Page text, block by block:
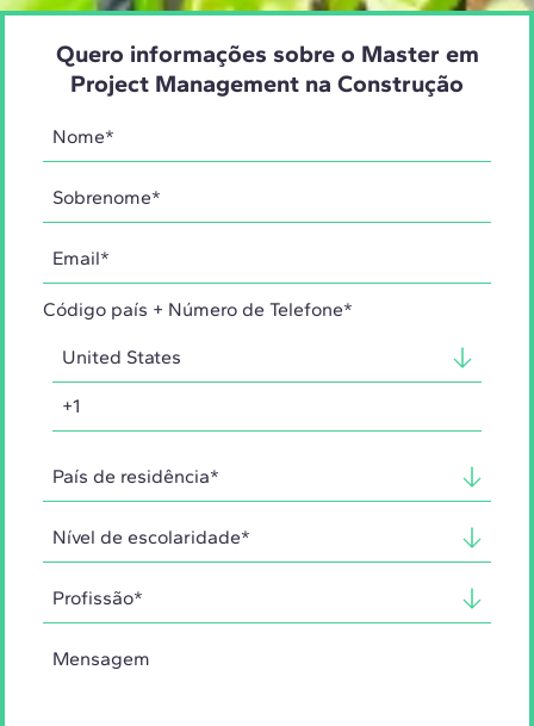
Quero informações sobre o Master em
Project Management na Construção
Código país + Número de Telefone*